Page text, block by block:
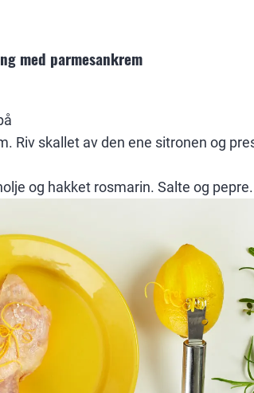
med parmesankrem
Riv skallet av den ene sitronen og
og hakket rosmarin. Salte og pepre.